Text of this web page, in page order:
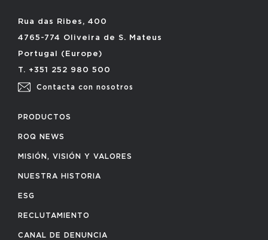
Rua das Ribes, 400
4765-774 Oliveira de S. Mateus
Portugal (Europe)
T. +351 252 980 500
Contacta con nosotros
PRODUCTOS
ROQ NEWS
MISIÓN, VISIÓN Y VALORES
NUESTRA HISTORIA
ESG
RECLUTAMIENTO
CANAL DE DENUNCIA